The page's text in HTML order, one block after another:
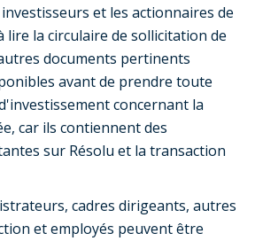
investisseurs et les actionnaires de
lire la circulaire de sollicitation de
documents pertinents
avant de prendre toute
concernant la
car ils contiennent des
sur Résolu et la transaction
cadres dirigeants, autres
et employés peuvent être